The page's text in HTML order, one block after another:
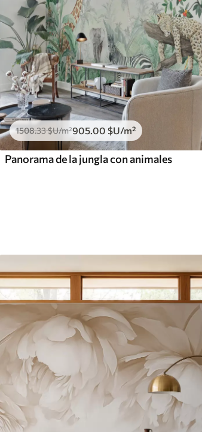
1508.33$U/m²905.00 $U/m²
Panorama de la jungla con animales